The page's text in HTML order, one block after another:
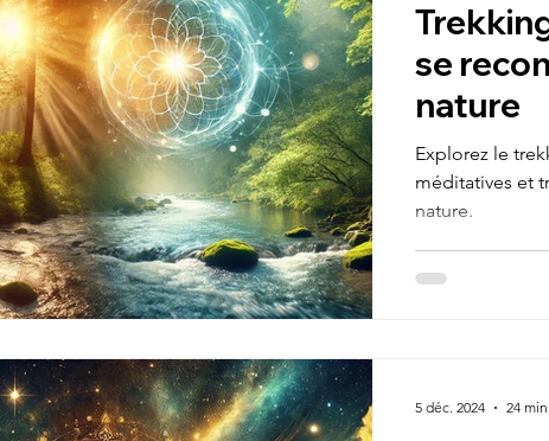
Argent / Finance Equilibre / Alignement
Abondance Jeûne Prana Respirianisme /
de vie Alimentation Mes aventures de vie
Trekking initiatique Aventure initiatique
/ Univers
se
nature
Explorez le
méditatives et
nature.
5 déc. 2024 24